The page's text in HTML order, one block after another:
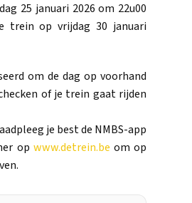
25 januari 2026 om 22u00
trein op vrijdag 30 januari
om de dag op voorhand
of je trein gaat rijden
je best de NMBS-app
op www.detrein.be om op